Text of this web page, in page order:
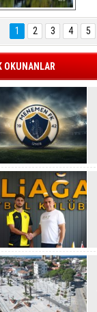
Hasan Eser'in
Objektifinden
1 2 3 4 5
OKUNANLAR